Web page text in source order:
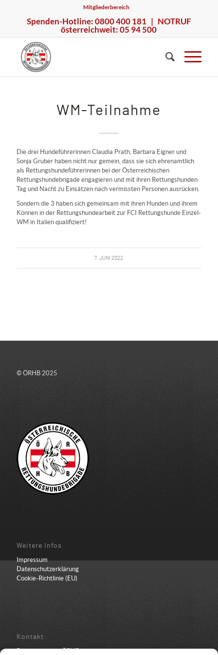
Mitgliederbereich
Spenden-Hotline: 0800 400 181 | NOTRUF
österreichweit: 05 94 500
WM-Teilnahme
Die drei Hundeführerinnen Claudia Prath, Barbara Eigner und
Sonja Gruber haben nicht nur gemein, dass sie sich ehrenamtlich
als Rettungshundeführerinnen bei der Österreichischen
Rettungshundebrigade engagieren und mit ihren Rettungshunden
Tag und Nacht zu Einsätzen nach vermissten Personen ausrücken.
Sondern die 3 haben sich gemeinsam mit ihren Hunden und ihrem
Können in der Rettungshundearbeit zur FCI Rettungshunde Einzel-
WM in Italien qualifiziert!
7. JUNI 2022
© ÖRHB 2025
Weitere Infos
Impressum
Datenschutzerklärung
Cookie-Richtlinie (EU)
Kontakt
Bundesbüro der ÖRHB